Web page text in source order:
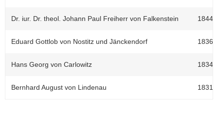
Dr. iur. Dr. theol. Johann Paul Freiherr von Falkenstein 1844-
Eduard Gottlob von Nostitz und Jänckendorf 1836-
Hans Georg von Carlowitz 1834-
Bernhard August von Lindenau 1831-